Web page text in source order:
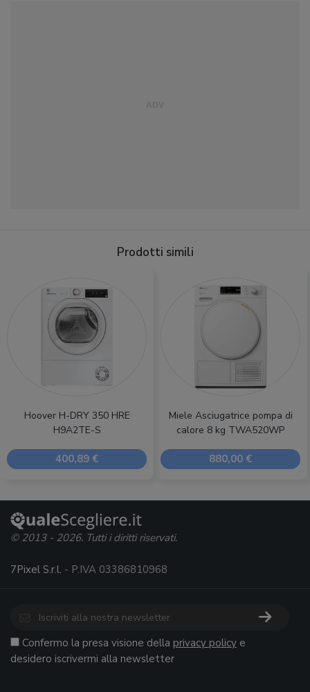
Prodotti simili
Hoover H-DRY 350 HRE
H9A2TE-S
400,89 €
Miele Asciugatrice pompa di
calore 8 kg TWA520WP
880,00 €
© 2013 - 2026. Tutti i diritti riservati.
7Pixel S.r.l. - P.IVA 03386810968
Confermo la presa visione della privacy policy e
desidero iscrivermi alla newsletter